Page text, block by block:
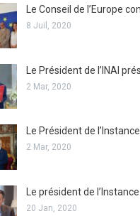
Le Conseil de l’Europe
8 Juil, 2020
Le Président de l’INAI
2 Mar, 2020
Le Président de
2 Mar, 2020
Le président de
20 Jan, 2020